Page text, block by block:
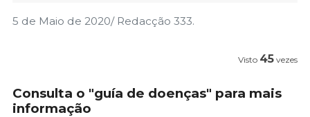
5 de Maio de 2020/ Redacção 333.
Visto 45 vezes
Consulta o "guía de doenças" para mais
informação